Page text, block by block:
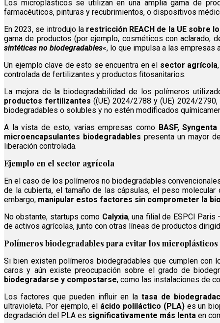
Los microplásticos se utilizan en una amplia gama de
farmacéuticos, pinturas y recubrimientos, o dispositivos
En 2023, se introdujo la restricción REACH de la UE sobre
gama de productos (por ejemplo, cosméticos con aclarado,
sintéticas no biodegradables«, lo que impulsa a las empresas
Un ejemplo clave de esto se encuentra en el sector agrícola
controlada de fertilizantes y productos fitosanitarios.
La mejora de la biodegradabilidad de los polímeros
productos fertilizantes ((UE) 2024/2788 y (UE) 2024/
biodegradables o solubles y no estén modificados
A la vista de esto, varias empresas como BASF,
microencapsulantes biodegradables presenta un mayor
liberación controlada.
Ejemplo en el sector agrícola
En el caso de los polímeros no biodegradables
de la cubierta, el tamaño de las cápsulas, el peso
embargo, manipular estos factores sin comprometer la
No obstante, startups como Calyxia, una filial de ESPCI Paris
de activos agrícolas, junto con otras líneas de productos
Polímeros biodegradables para evitar los microplásticos
Si bien existen polímeros biodegradables que cumplen
caros y aún existe preocupación sobre el grado de
biodegradarse y compostarse, como las instalaciones de
Los factores que pueden influir en latasa de
ultravioleta. Por ejemplo, el ácido poliláctico (PLA)es un
degradación del PLA es significativamente más lenta en